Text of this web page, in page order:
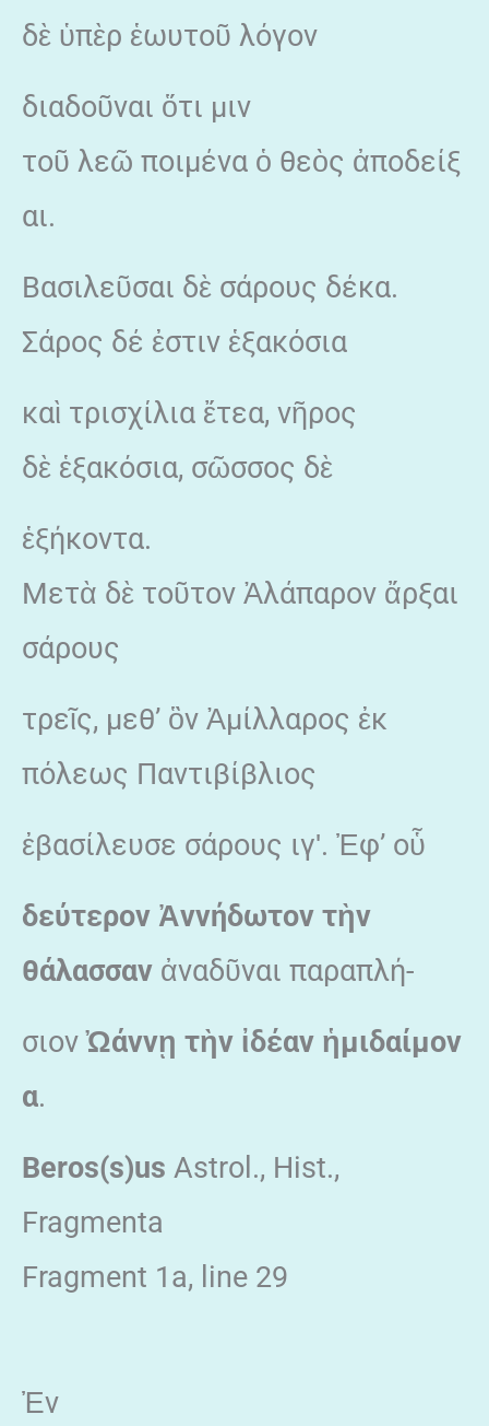
δὲ ὑπὲρ ἑωυτοῦ λόγον
διαδοῦναι ὅτι μιν
τοῦ λεῶ ποιμένα ὁ θεὸς ἀποδείξ
αι.
Βασιλεῦσαι δὲ σάρους δέκα.
Σάρος δέ ἐστιν ἑξακόσια
καὶ τρισχίλια ἔτεα, νῆρος
δὲ ἑξακόσια, σῶσσος δὲ
ἑξήκοντα.
Μετὰ δὲ τοῦτον Ἀλάπαρον ἄρξαι
σάρους
τρεῖς, μεθ’ ὃν Ἀμίλλαρος ἐκ
πόλεως Παντιβίβλιος
ἐβασίλευσε σάρους ιγʹ. Ἐφ’ οὗ
δεύτερον Ἀννήδωτον τὴν
θάλασσαν ἀναδῦναι παραπλή-
σιονὨάννῃ τὴν ἰδέαν ἡμιδαίμον
α.
Beros(s)us Astrol., Hist.,
Fragmenta
Fragment 1a, line 29
Ἐν